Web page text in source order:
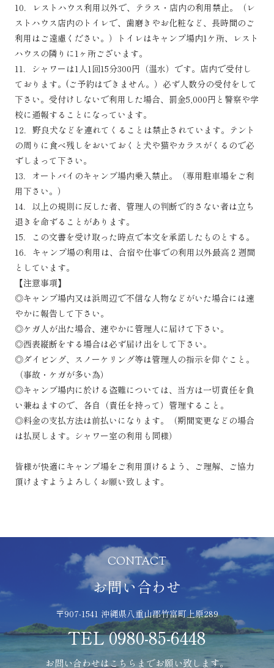
10．レストハウス利用以外で、テラス・店内の利用禁止。（レ
ストハウス店内のトイレで、歯磨きやお化粧など、長時間のご
利用はご遠慮ください。）トイレはキャンプ場内1ケ所、レスト
ハウスの隣りに1ヶ所ございます。
11．シャワーは1人1回15分300円（温水）です。店内で受付し
ております。(ご予約はできません。）必ず人数分の受付をして
下さい。受付けしないで利用した場合、罰金5,000円と警察や学
校に通報することになっています。
12．野良犬などを連れてくることは禁止されています。テント
の周りに食べ残しをおいておくと犬や猫やカラスがくるので必
ずしまって下さい。
13．オートバイのキャンプ場内乗入禁止。（専用駐車場をご利
用下さい。）
14．以上の規則に反した者、管理人の判断で的さない者は立ち
退きを命ずることがあります。
15．この文書を受け取った時点で本文を承諾したものとする。
16．キャンプ場の利用は、合宿や仕事での利用以外最高２週間
としています。
【注意事項】
◎キャンプ場内又は浜周辺で不信な人物などがいた場合には速
やかに報告して下さい。
◎ケガ人が出た場合、速やかに管理人に届けて下さい。
◎西表縦断をする場合は必ず届け出をして下さい。
◎ダイビング、スノーケリング等は管理人の指示を仰ぐこと。
（事故・ケガが多い為）
◎キャンプ場内に於ける盗難については、当方は一切責任を負
い兼ねますので、各自（責任を持って）管理すること。
◎料金の支払方法は前払いになります。（期間変更などの場合
は払戻します。シャワー室の利用も同様）
皆様が快適にキャンプ場をご利用頂けるよう、ご理解、ご協力
頂けますようよろしくお願い致します。
CONTACT
お問い合わせ
〒907-1541 沖縄県八重山郡竹富町上原289
TEL0980-85-6448
お問い合わせはこちらまでお願い致します。